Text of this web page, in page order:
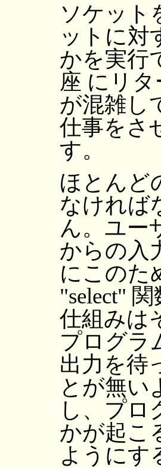
ソケット
ットに対
かを実行
座 にリ
が混雑し
仕事をさ
す。
ほとんど
なければ
ん。ユー
からの入
にこのた
"select"
仕組みは
プログラ
出力を待
とが無い
し、プロ
かが起こ
ようにす